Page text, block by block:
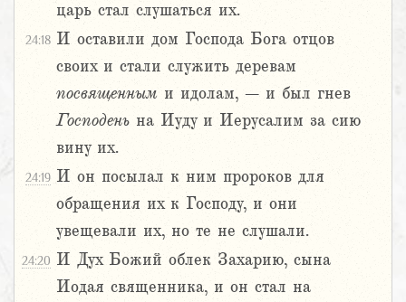
царь стал слушаться их.
24:18 И оставили дом Господа Бога отцов
своих и стали служить деревам
посвященным и идолам, – и был гнев
Господень на Иуду и Иерусалим за сию
вину их.
24:19 И он посылал к ним пророков для
обращения их к Господу, и они
увещевали их, но те не слушали.
24:20 И Дух Божий облек Захарию, сына
Иодая священника, и он стал на